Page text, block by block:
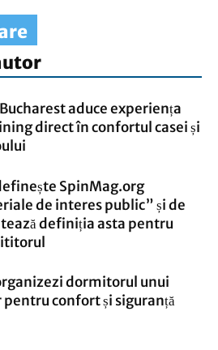
aduce experiența
direct în confortul casei și
SpinMag.org
de interes public” și de
definiția asta pentru
dormitorul unui
pentru confort și siguranță